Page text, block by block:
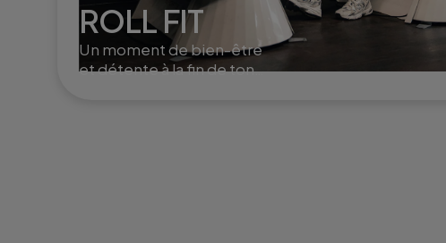
ROLL FIT
Un moment de bien-être
et détente à la fin de ton